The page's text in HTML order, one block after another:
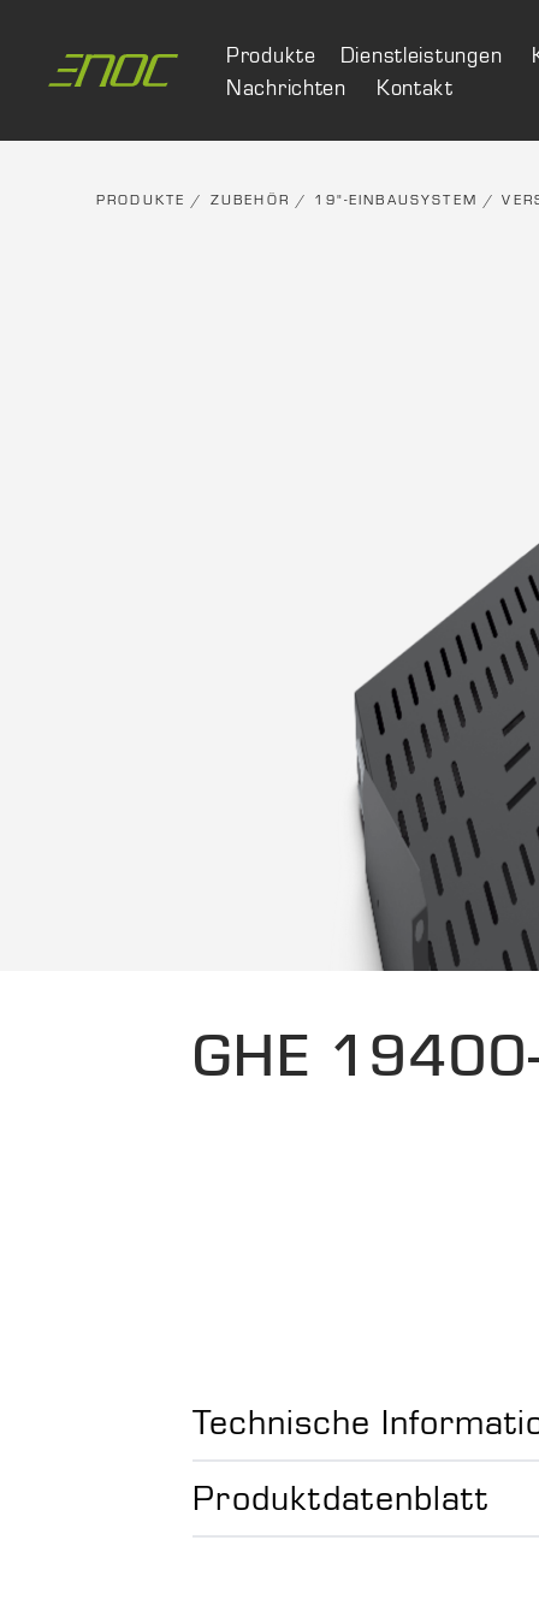
content
Produkte Dienstleistungen
Nachrichten
Kontakt
PRODUKTE / ZUBEHÖR / 19"-EINBAUSYSTEM /
GHE
Technische
Produktdatenblatt